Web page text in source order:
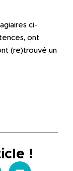
ci-
ont
(re)trouvé un
!